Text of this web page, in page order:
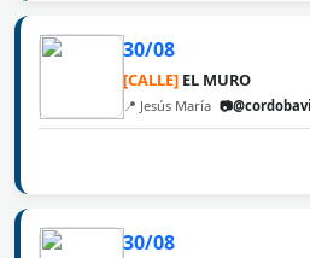
30/08
[CALLE] EL MURO
📍 Jesús María
30/08